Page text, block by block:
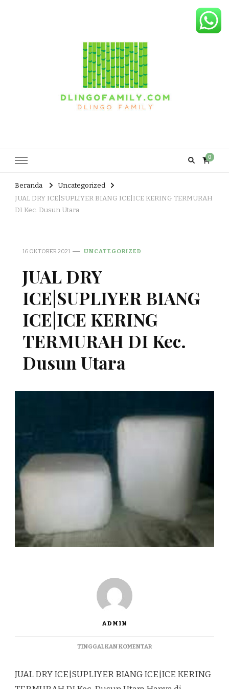
0
Beranda
Uncategorized
JUAL DRY ICE|SUPLIYER BIANG ICE|ICE KERING TERMURAH
DI Kec. Dusun Utara
16 OKTOBER 2021 UNCATEGORIZED
JUAL DRY
ICE|SUPLIYER BIANG
ICE|ICE KERING
TERMURAH DI Kec.
Dusun Utara
ADMIN
TINGGALKAN KOMENTARPADA
ICE|SUPLIYER
BIANG
JUAL DRY ICE|SUPLIYER BIANG ICE|ICE KERING